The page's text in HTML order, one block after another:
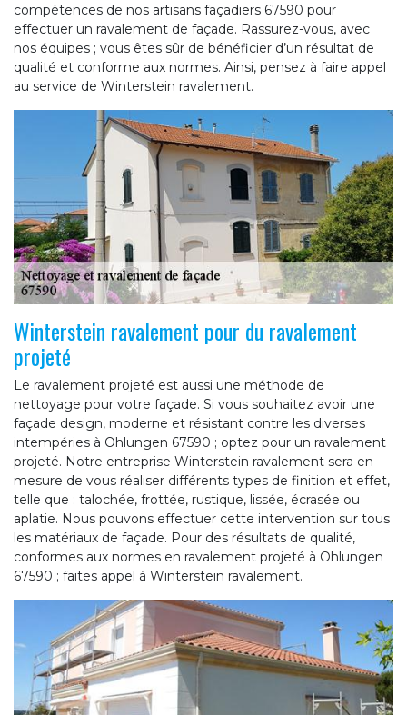
compétences de nos artisans façadiers 67590 pour
effectuer un ravalement de façade. Rassurez-vous, avec
nos équipes ; vous êtes sûr de bénéficier d’un résultat de
qualité et conforme aux normes. Ainsi, pensez à faire appel
au service de Winterstein ravalement.
Winterstein ravalement pour du ravalement
projeté
Le ravalement projeté est aussi une méthode de
nettoyage pour votre façade. Si vous souhaitez avoir une
façade design, moderne et résistant contre les diverses
intempéries à Ohlungen 67590 ; optez pour un ravalement
projeté. Notre entreprise Winterstein ravalement sera en
mesure de vous réaliser différents types de finition et effet,
telle que : talochée, frottée, rustique, lissée, écrasée ou
aplatie. Nous pouvons effectuer cette intervention sur tous
les matériaux de façade. Pour des résultats de qualité,
conformes aux normes en ravalement projeté à Ohlungen
67590 ; faites appel à Winterstein ravalement.